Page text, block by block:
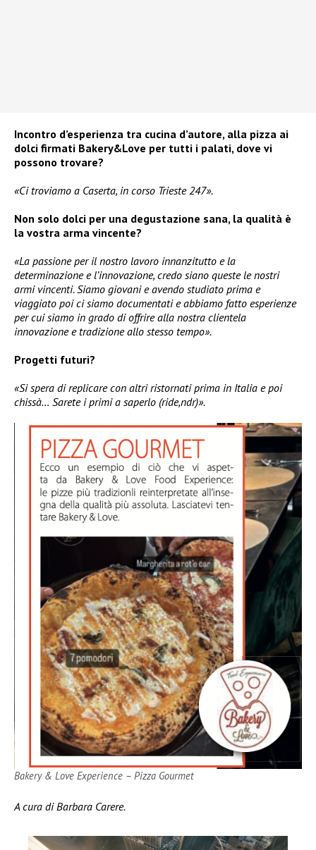
Incontro d’esperienza tra cucina d’autore, alla pizza ai
dolci firmati Bakery&Love per tutti i palati, dove vi
possono trovare?
«Ci troviamo a Caserta, in corso Trieste 247».
Non solo dolci per una degustazione sana, la qualità è
la vostra arma vincente?
«La passione per il nostro lavoro innanzitutto e la
determinazione e l’innovazione, credo siano queste le nostri
armi vincenti. Siamo giovani e avendo studiato prima e
viaggiato poi ci siamo documentati e abbiamo fatto esperienze
per cui siamo in grado di offrire alla nostra clientela
innovazione e tradizione allo stesso tempo».
Progetti futuri?
«Si spera di replicare con altri ristornati prima in Italia e poi
chissà… Sarete i primi a saperlo (ride,ndr)».
Bakery & Love Experience – Pizza Gourmet
A cura di Barbara Carere.